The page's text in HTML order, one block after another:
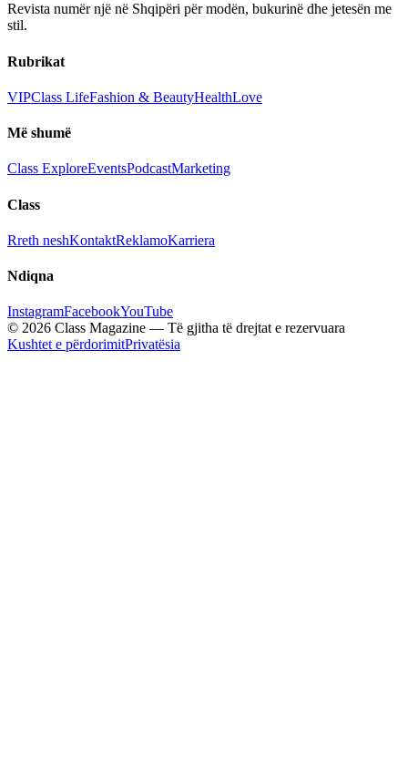
Revista numër një në Shqipëri për modën, bukurinë dhe jetesën me
stil.
Rubrikat
VIPClass LifeFashion & BeautyHealthLove
Më shumë
Class ExploreEventsPodcastMarketing
Class
Rreth neshKontaktReklamoKarriera
Ndiqna
InstagramFacebookYouTube
© 2026 Class Magazine — Të gjitha të drejtat e rezervuara
Kushtet e përdorimitPrivatësia